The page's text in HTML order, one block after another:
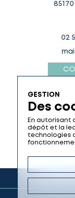
02
GESTION
Des
En autorisant
dépôt et la
technologies